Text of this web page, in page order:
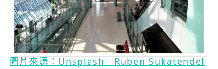
圖片來源：Unsplash｜Ruben Sukatendel